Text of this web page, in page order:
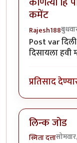
कमेंट
Rajesh188
Post var
दिसायला हवी
प्रतिसाद
लिन्क जोड
स्मिता दत्ता